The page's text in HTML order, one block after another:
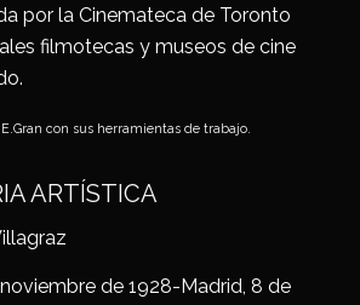
por la Cinemateca de Toronto
filmotecas y museos de cine
con sus herramientas de trabajo.
ARTÍSTICA
de 1928-Madrid, 8 de